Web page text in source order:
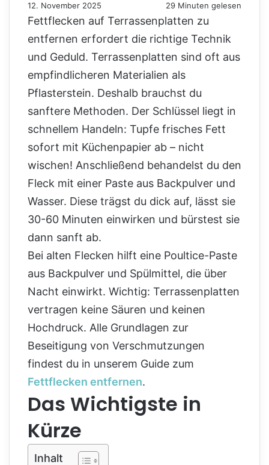
12. November 2025 29 Minuten gelesen
Fettflecken auf Terrassenplatten zu
entfernen erfordert die richtige Technik
und Geduld. Terrassenplatten sind oft aus
empfindlicheren Materialien als
Pflasterstein. Deshalb brauchst du
sanftere Methoden. Der Schlüssel liegt in
schnellem Handeln: Tupfe frisches Fett
sofort mit Küchenpapier ab – nicht
wischen! Anschließend behandelst du den
Fleck mit einer Paste aus Backpulver und
Wasser. Diese trägst du dick auf, lässt sie
30-60 Minuten einwirken und bürstest sie
dann sanft ab.
Bei alten Flecken hilft eine Poultice-Paste
aus Backpulver und Spülmittel, die über
Nacht einwirkt. Wichtig: Terrassenplatten
vertragen keine Säuren und keinen
Hochdruck. Alle Grundlagen zur
Beseitigung von Verschmutzungen
findest du in unserem Guide zum
Fettflecken entfernen.
Das Wichtigste in
Kürze
Inhalt